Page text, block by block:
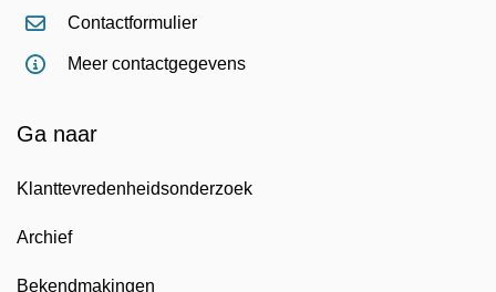
Contactformulier
Meer contactgegevens
Ga naar
Klanttevredenheidsonderzoek
Archief
Bekendmakingen